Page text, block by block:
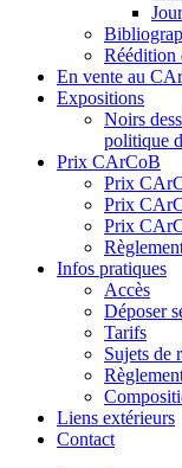
Réédition
En vente au
Expositions
Noirs
politique
Prix CArCoB
Prix
Prix
Prix
Infos pratiques
Accès
Déposer
Tarifs
Sujets de
Liens extérieurs
Contact